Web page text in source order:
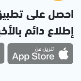
احصل على
إطلاع دائم